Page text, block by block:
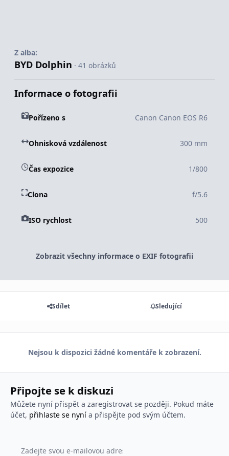
Z alba:
BYD Dolphin · 41 obrázků
Informace o fotografii
Pořízeno s Canon Canon EOS R6
Ohnisková vzdálenost 300 mm
Čas expozice 1/800
Clona f/5.6
ISO rychlost 500
Zobrazit všechny informace o EXIF fotografii
Sdílet Sledující
Nejsou k dispozici žádné komentáře k zobrazení.
Připojte se k diskuzi
Můžete nyní přispět a zaregistrovat se později. Pokud máte
účet, přihlaste se nynía přispějte pod svým účtem.